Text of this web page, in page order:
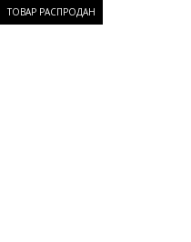
ТОВАР РАСПРОДАН